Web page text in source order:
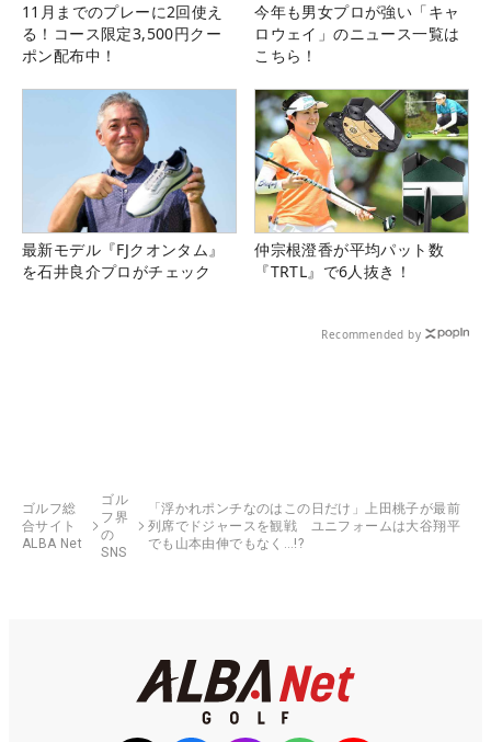
11月までのプレーに2回使え
る！コース限定3,500円クー
ポン配布中！
今年も男女プロが強い「キャ
ロウェイ」のニュース一覧は
こちら！
最新モデル『FJクオンタム』
を石井良介プロがチェック
仲宗根澄香が平均パット数
『TRTL』で6人抜き！
Recommended by
ゴルフ総
合サイト
ALBA Net
ゴル
フ界
の
SNS
「浮かれポンチなのはこの日だけ」上田桃子が最前
列席でドジャースを観戦 ユニフォームは大谷翔平
でも山本由伸でもなく…!?